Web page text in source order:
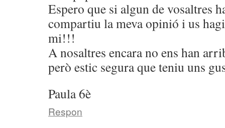
Espero que si algun de vosaltres
compartiu la meva opinió i us
mi!!!
A nosaltres encara no ens han
però estic segura que teniu uns
Paula 6è
Respon